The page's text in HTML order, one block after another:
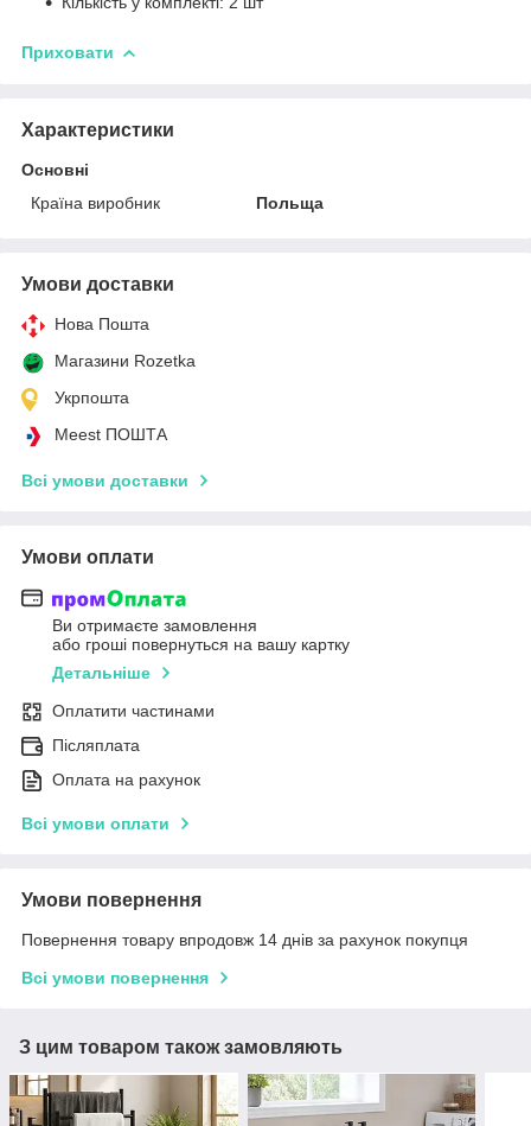
Приховати
Характеристики
Основні
Країна виробник
Польща
Умови доставки
Нова Пошта
Магазини Rozetka
Укрпошта
Meest ПОШТА
Всі умови доставки
Умови оплати
Ви отримаєте замовлення
або гроші повернуться на вашу картку
Детальніше
Оплатити частинами
Післяплата
Оплата на рахунок
Всі умови оплати
Умови повернення
Повернення товару впродовж 14 днів за рахунок покупця
Всі умови повернення
З цим товаром також замовляють